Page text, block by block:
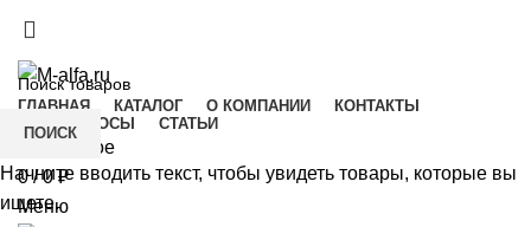
мебель от производителя
ГЛАВНАЯ КАТАЛОГ О КОМПАНИИ
КОНТАКТЫ
FAQ ВОПРОСЫ
СТАТЬИ
Избранное
0/ 0₽
Меню
ПОИСК
Начните вводить текст, чтобы увидеть товары, которые вы
ищете.